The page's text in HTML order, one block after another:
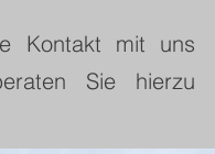
Kontakt mit uns
Sie hierzu